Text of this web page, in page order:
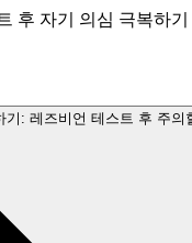
후 자기 의심 극복하기
: 레즈비언 테스트 후 주의